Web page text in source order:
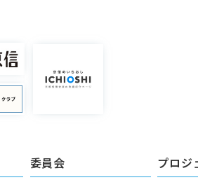
委員会 プロジ